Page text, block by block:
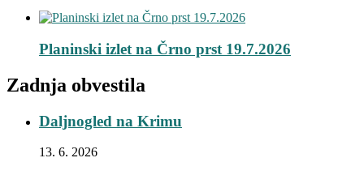
Planinski izlet na Črno prst 19.7.2026
Zadnja obvestila
Daljnogled na Krimu
13. 6. 2026